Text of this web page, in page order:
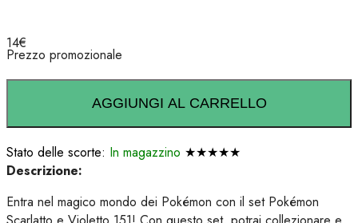
14€
Prezzo promozionale
AGGIUNGI AL CARRELLO
Stato delle scorte: In magazzino ★★★★★
Descrizione:
Entra nel magico mondo dei Pokémon con il set Pokémon